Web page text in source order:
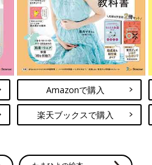
Amazonで購入
楽天ブックスで購入